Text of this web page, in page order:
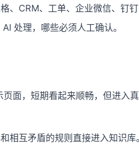
、CRM、工单、企业微信、钉钉
处理，哪些必须人工确认。
面，短期看起来顺畅，但进入
相互矛盾的规则直接进入知识库。